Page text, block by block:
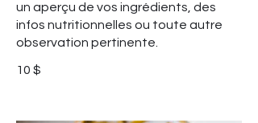
un aperçu de vos ingrédients, des
infos nutritionnelles ou toute autre
observation pertinente.
10 $